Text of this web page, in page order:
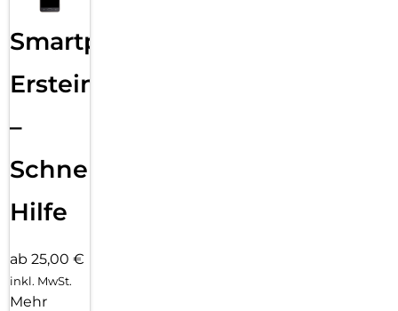
Smartphone
Ersteinrichtung
–
Schnelle
Hilfe
ab 25,00 €
inkl. MwSt.
Mehr